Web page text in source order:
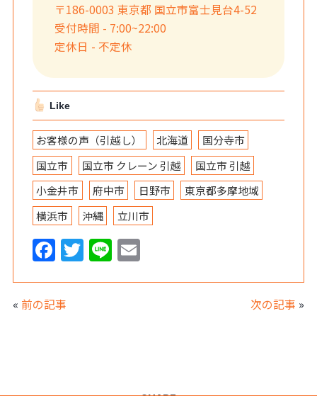
〒186-0003 東京都 国立市富士見台4-52
受付時間 - 7:00~22:00
定休日 - 不定休
Like
お客様の声（引越し） 北海道
国分寺市
国立市
国立市 クレーン 引越
国立市 引越
小金井市
府中市 日野市
東京都多摩地域
横浜市
沖縄 立川市
F
a
c
e
T
w
Li
n
E
« 前の記事 次の記事 »